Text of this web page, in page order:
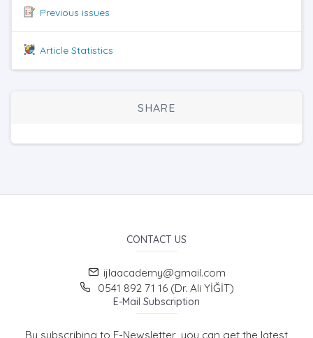
Previous issues
Article Statistics
SHARE
CONTACT US
ijlaacademy@gmail.com
0541 892 71 16 (Dr. Ali YİĞİT)
E-Mail Subscription
By subscribing to E-Newsletter, you can get the latest